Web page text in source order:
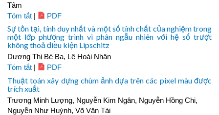
Tâm
Tóm tắt | PDF
Sự tồn tại, tính duy nhất và một số tính chất của nghiệm trong
một lớp phương trình vi phân ngẫu nhiên với hệ số trượt
không thoả điều kiện Lipschitz
Dương Thị Bé Ba, Lê Hoài Nhân
Tóm tắt | PDF
Thuật toán xây dựng chùm ảnh dựa trên các pixel màu được
trích xuất
Trương Minh Lượng, Nguyễn Kim Ngân, Nguyễn Hồng Chi,
Nguyễn Như Huỳnh, Võ Văn Tài